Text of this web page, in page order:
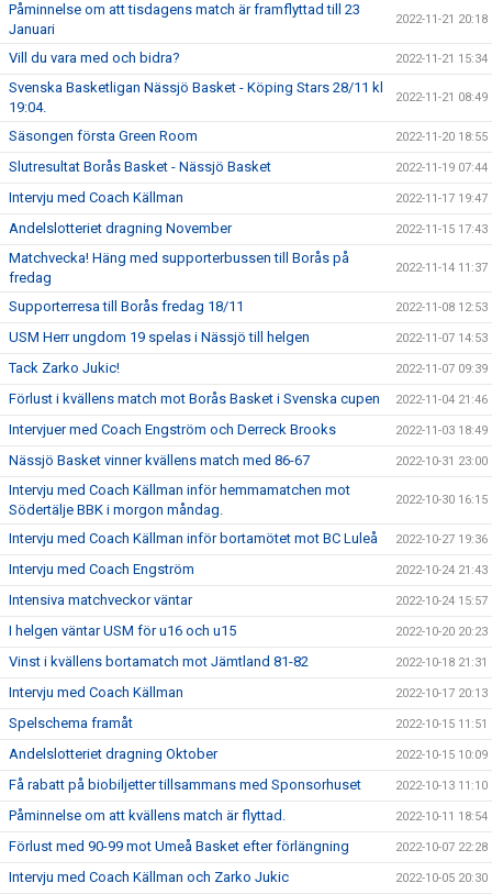
Påminnelse om att tisdagens match är framflyttad till 23
Januari
2022-11-21 20:18
Vill du vara med och bidra? 2022-11-21 15:34
Svenska Basketligan Nässjö Basket - Köping Stars 28/11 kl
19:04.
2022-11-21 08:49
Säsongen första Green Room 2022-11-20 18:55
Slutresultat Borås Basket - Nässjö Basket 2022-11-19 07:44
Intervju med Coach Källman 2022-11-17 19:47
Andelslotteriet dragning November 2022-11-15 17:43
Matchvecka! Häng med supporterbussen till Borås på
fredag
2022-11-14 11:37
Supporterresa till Borås fredag 18/11 2022-11-08 12:53
USM Herr ungdom 19 spelas i Nässjö till helgen 2022-11-07 14:53
Tack Zarko Jukic! 2022-11-07 09:39
Förlust i kvällens match mot Borås Basket i Svenska cupen 2022-11-04 21:46
Intervjuer med Coach Engström och Derreck Brooks 2022-11-03 18:49
Nässjö Basket vinner kvällens match med 86-67 2022-10-31 23:00
Intervju med Coach Källman inför hemmamatchen mot
Södertälje BBK i morgon måndag.
2022-10-30 16:15
Intervju med Coach Källman inför bortamötet mot BC Luleå 2022-10-27 19:36
Intervju med Coach Engström 2022-10-24 21:43
Intensiva matchveckor väntar 2022-10-24 15:57
I helgen väntar USM för u16 och u15 2022-10-20 20:23
Vinst i kvällens bortamatch mot Jämtland 81-82 2022-10-18 21:31
Intervju med Coach Källman 2022-10-17 20:13
Spelschema framåt 2022-10-15 11:51
Andelslotteriet dragning Oktober 2022-10-15 10:09
Få rabatt på biobiljetter tillsammans med Sponsorhuset 2022-10-13 11:10
Påminnelse om att kvällens match är flyttad. 2022-10-11 18:54
Förlust med 90-99 mot Umeå Basket efter förlängning 2022-10-07 22:28
Intervju med Coach Källman och Zarko Jukic 2022-10-05 20:30